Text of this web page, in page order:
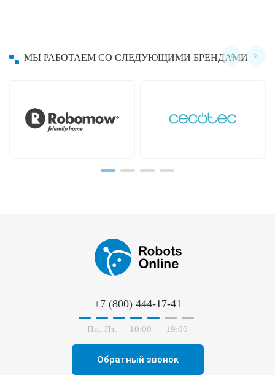
МЫ РАБОТАЕМ СО СЛЕДУЮЩИМИ БРЕНДАМИ
+7 (800) 444-17-41
Пн.-Пт. 10:00 — 19:00
Обратный звонок